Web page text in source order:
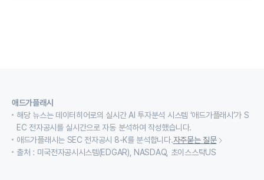
애드가플래시
해당 뉴스는 데이터히어로의 실시간 AI 투자분석 시스템 ‘애드가플래시’가 S
EC 전자공시를 실시간으로 자동 분석하여 작성했습니다.
애드가플래시는 SEC 전자공시 8-K를 분석합니다.자주묻는 질문
출처 : 미국전자공시시스템(EDGAR), NASDAQ, 초이스스탁US